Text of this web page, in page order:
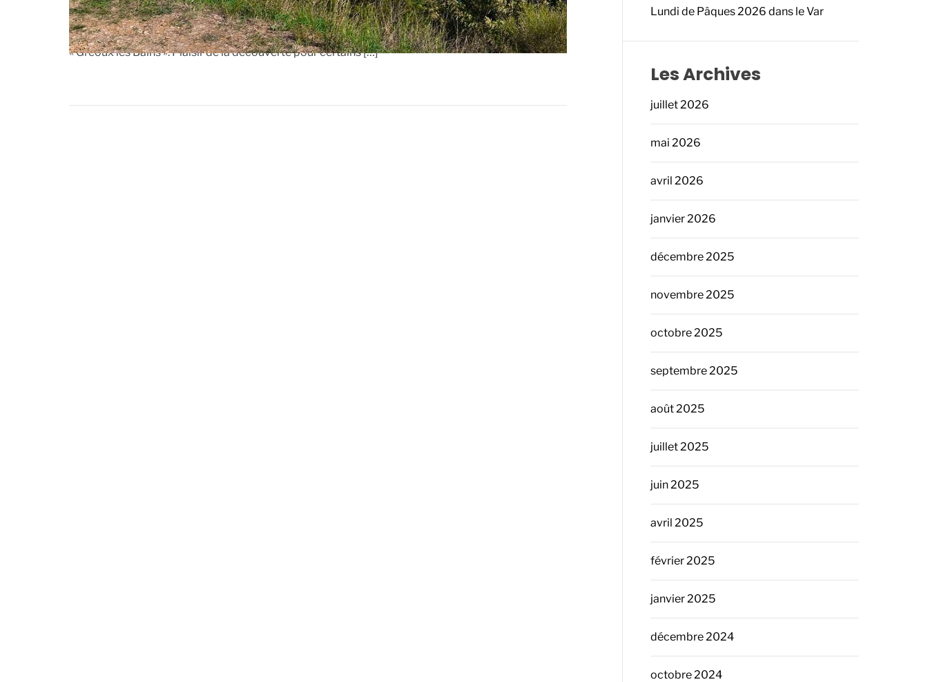
Le CCC a clôturé sa saison 2025, séjours et week-ends cyclistes, au « Domaine Château Laval » à
« Gréoux les Bains ». Plaisir de la découverte pour certains […]
Lundi de Pâques 2026 dans le Var
Les Archives
juillet 2026
mai 2026
avril 2026
janvier 2026
décembre 2025
novembre 2025
octobre 2025
septembre 2025
août 2025
juillet 2025
juin 2025
avril 2025
février 2025
janvier 2025
décembre 2024
octobre 2024